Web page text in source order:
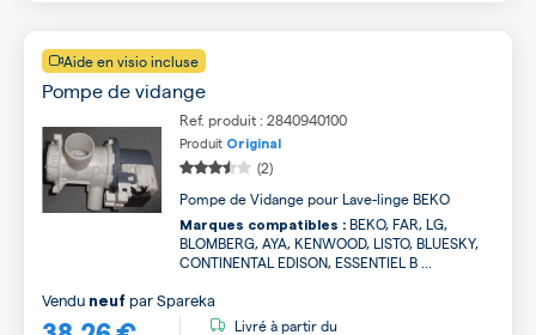
Aide en visio incluse
Pompe de vidange
Ref. produit : 2840940100
Produit Original
(2)
Pompe de Vidange pour Lave-linge BEKO
Marques compatibles : BEKO, FAR, LG,
BLOMBERG, AYA, KENWOOD, LISTO, BLUESKY,
CONTINENTAL EDISON, ESSENTIEL B ...
Vendu neuf parSpareka
Livré à partir du